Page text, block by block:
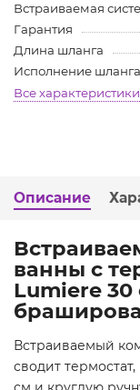
Встраиваемая
Гарантия
Длина шланга
Исполнение шланга
Все характеристики
Описание
ванны с
Lumiere 30
Встраиваемый
сводит